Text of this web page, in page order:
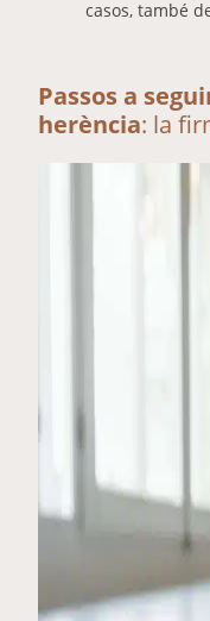
casos, també
Passos a
herència: la